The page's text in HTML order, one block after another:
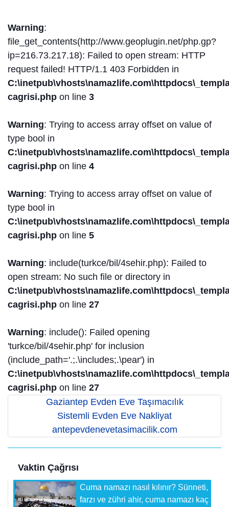
Warning:
file_get_contents(http://www.geoplugin.net/php.gp?
ip=216.73.217.18): Failed to open stream: HTTP
request failed! HTTP/1.1 403 Forbidden in
cagrisi.php on line 3
Warning: Trying to access array offset on value of
type bool in
cagrisi.php on line 4
Warning: Trying to access array offset on value of
type bool in
cagrisi.php on line 5
Warning: include(turkce/bil/4sehir.php): Failed to
open stream: No such file or directory in
cagrisi.php on line 27
Warning: include(): Failed opening
'turkce/bil/4sehir.php' for inclusion
(include_path='.;.\includes;.\pear') in
cagrisi.php on line 27
Gaziantep Evden Eve Taşımacılık
Sistemli Evden Eve Nakliyat
antepevdenevetasimacilik.com
Vaktin Çağrısı
Cuma namazı nasıl kılınır? Sünneti,
farzı ve zühri ahir, cuma namazı kaç